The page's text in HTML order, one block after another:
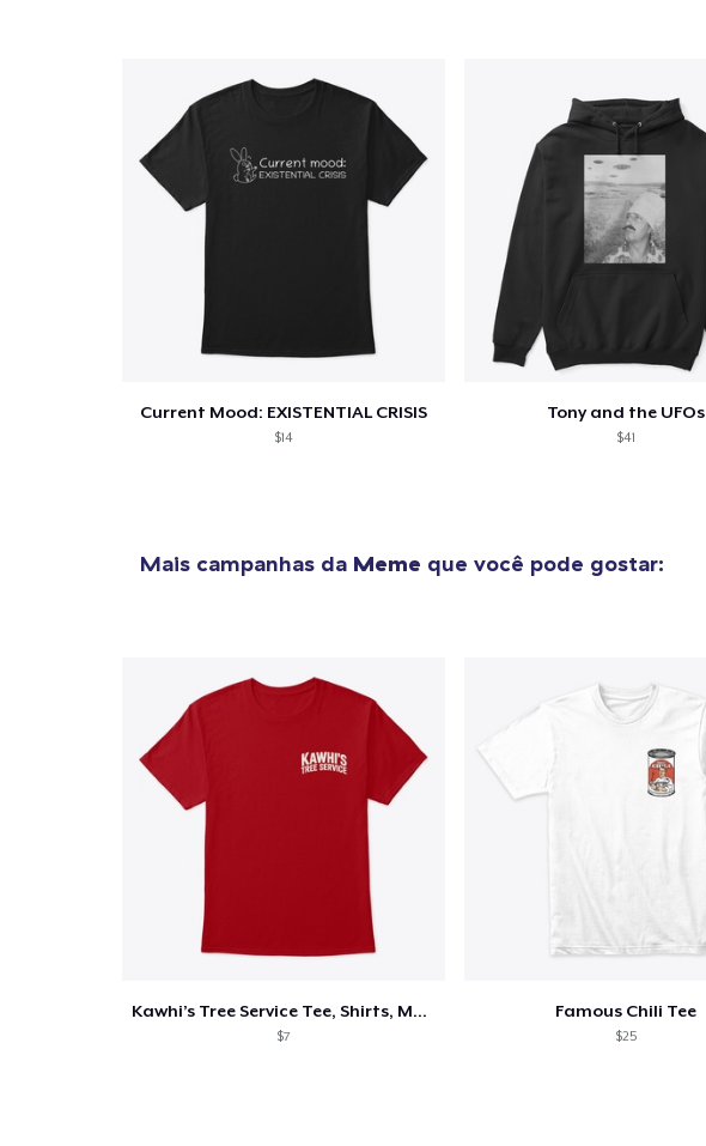
Current Mood: EXISTENTIAL CRISIS
$14
Tony and the UFOs
$41
Mais campanhas da Meme que você pode gostar:
Kawhi’s Tree Service Tee, Shirts, Mug
$7
Famous Chili Tee
$25